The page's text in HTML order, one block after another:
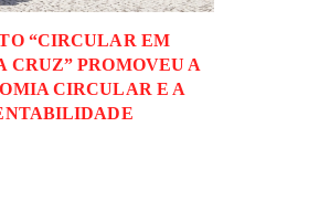
“CIRCULAR EM
CRUZ” PROMOVEU A
CIRCULAR E A